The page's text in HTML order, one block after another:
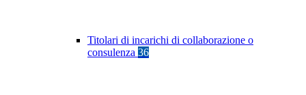
Titolari di incarichi di collaborazione o
consulenza 36